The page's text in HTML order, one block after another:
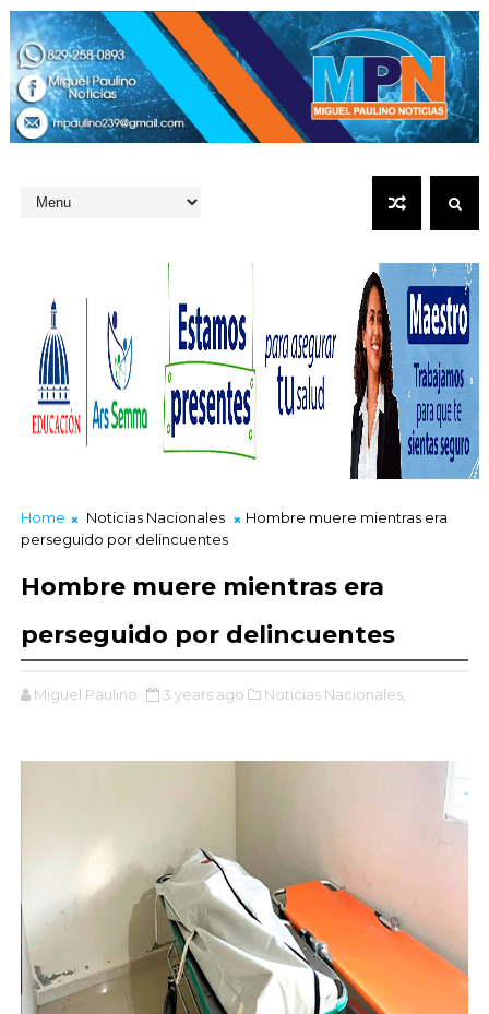
Home Noticias Nacionales
Hombre muere mientras era
perseguido por delincuentes
Hombre muere mientras era
perseguido por delincuentes
Miguel Paulino 3 years ago Noticias Nacionales,